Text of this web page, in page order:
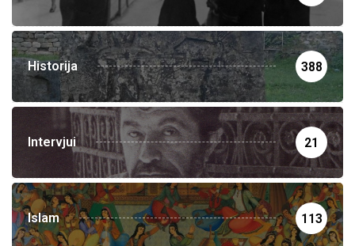
Historija 388
Intervjui 21
Islam 113